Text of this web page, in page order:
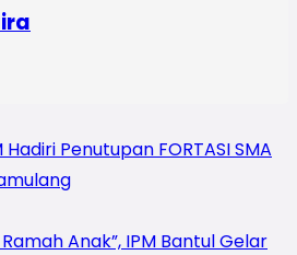
Penutupan FORTASI SMA
Anak”, IPM Bantul Gelar